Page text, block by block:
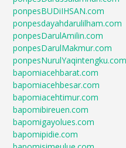
ponpesBUDiIHSAN.com
ponpesdayahdarulilham.com
ponpesDarulAmilin.com
ponpesDarulMakmur.com
ponpesNurulYaqintengku.com
bapomiacehbarat.com
bapomiacehbesar.com
bapomiacehtimur.com
bapomibireuen.com
bapomigayolues.com
bapomipidie.com